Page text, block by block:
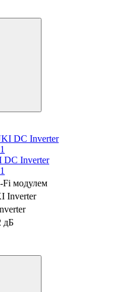
DC Inverter
модулем
Inverter
дБ